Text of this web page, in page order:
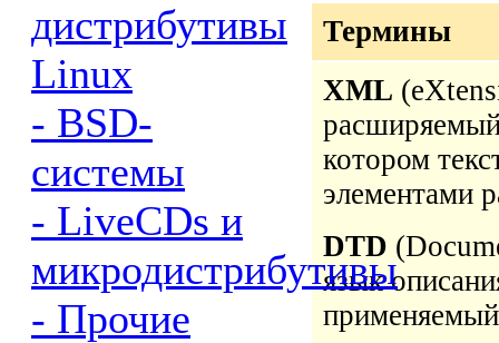
дистрибутивы
Linux
- BSD-
системы
- LiveCDs и
микродистрибутивы
- Прочие
Термины
XML
котором
элементами
DTD
язык